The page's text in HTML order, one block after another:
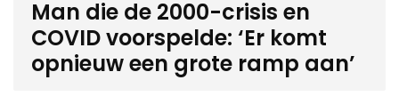
Man die de 2000-crisis en
COVID voorspelde: ‘Er komt
opnieuw een grote ramp aan’